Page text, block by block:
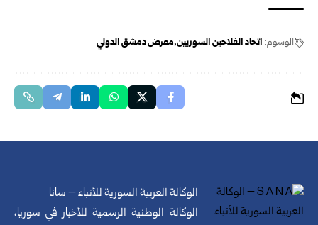
الوسوم: اتحاد الفلاحين السوريين معرض دمشق الدولي
الوكالة العربية السورية للأنباء – سانا
الوكالة الوطنية الرسمية للأخبار في سوريا،